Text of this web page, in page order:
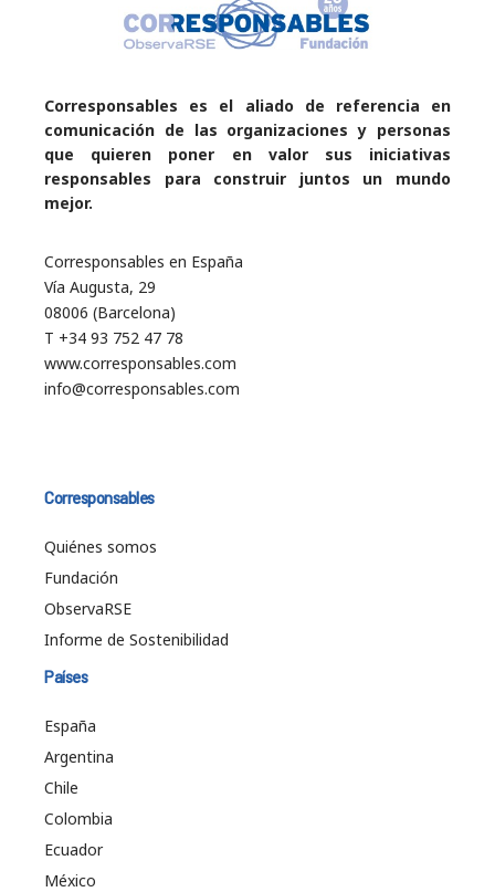
Corresponsables es el aliado de referencia en
comunicación de las organizaciones y personas
que quieren poner en valor sus iniciativas
responsables para construir juntos un mundo
mejor.
Corresponsables en España
Vía Augusta, 29
08006 (Barcelona)
T +34 93 752 47 78
www.corresponsables.com
info@corresponsables.com
Corresponsables
Quiénes somos
Fundación
ObservaRSE
Informe de Sostenibilidad
Países
España
Argentina
Chile
Colombia
Ecuador
México